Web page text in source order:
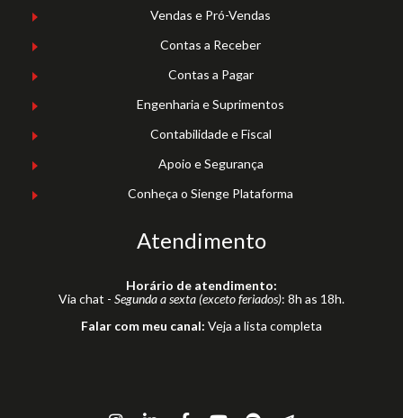
Vendas e Pró-Vendas
Contas a Receber
Contas a Pagar
Engenharia e Suprimentos
Contabilidade e Fiscal
Apoio e Segurança
Conheça o Sienge Plataforma
Atendimento
Horário de atendimento:
Via chat - Segunda a sexta (exceto feriados): 8h as 18h.
Falar com meu canal: Veja a lista completa